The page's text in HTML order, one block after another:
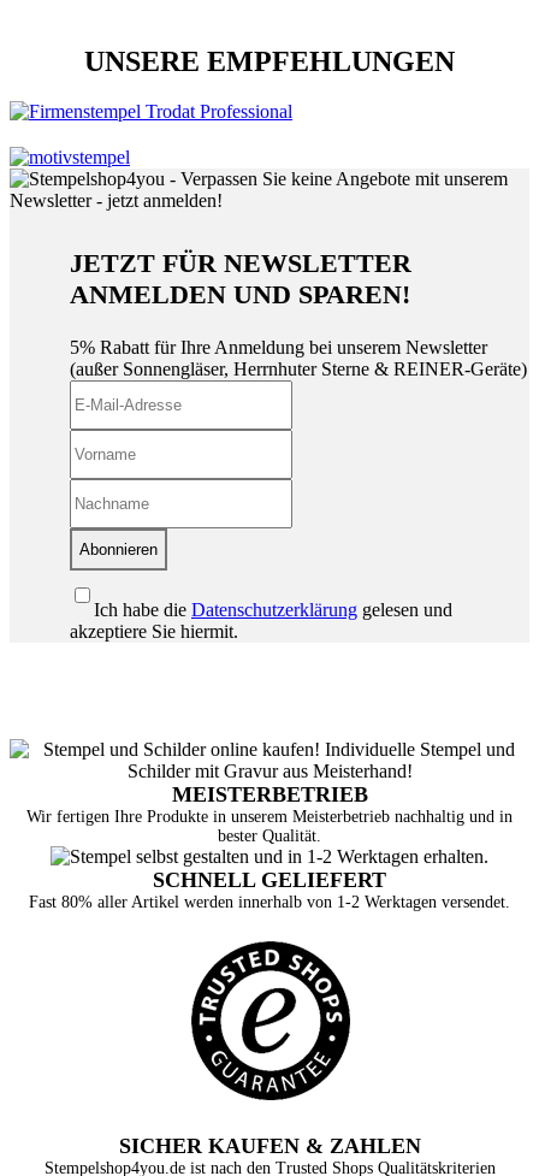
UNSERE EMPFEHLUNGEN
JETZT FÜR NEWSLETTER
ANMELDEN UND SPAREN!
5% Rabatt für Ihre Anmeldung bei unserem Newsletter
(außer Sonnengläser, Herrnhuter Sterne & REINER-Geräte)
Abonnieren
Ich habe die Datenschutzerklärung gelesen und
akzeptiere Sie hiermit.
MEISTERBETRIEB
Wir fertigen Ihre Produkte in unserem Meisterbetrieb nachhaltig und in
bester Qualität.
SCHNELL GELIEFERT
Fast 80% aller Artikel werden innerhalb von 1-2 Werktagen versendet.
SICHER KAUFEN & ZAHLEN
Stempelshop4you.de ist nach den Trusted Shops Qualitätskriterien